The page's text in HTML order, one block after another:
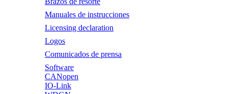
Manuales de instrucciones
Licensing declaration
Logos
Comunicados de prensa
Software
CANopen
IO-Link